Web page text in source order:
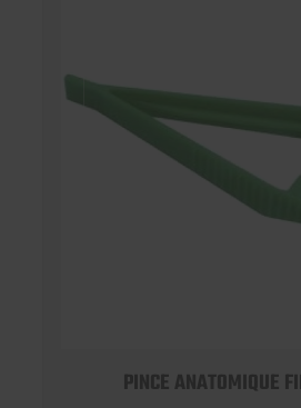
PINCE ANATOMIQUE